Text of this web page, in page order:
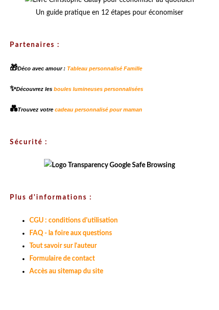
Un guide pratique en 12 étapes pour économiser
Partenaires :
🎁Déco avec amour : Tableau personnalisé Famille
✨Découvrez les boules lumineuses personnalisées
💑Trouvez votre cadeau personnalisé pour maman
Sécurité :
Plus d'informations :
CGU : conditions d'utilisation
FAQ - la foire aux questions
Tout savoir sur l'auteur
Formulaire de contact
Accès au sitemap du site